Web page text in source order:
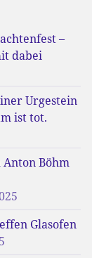
–
dabei
Urgestein
ist tot.
Böhm
Glasofen